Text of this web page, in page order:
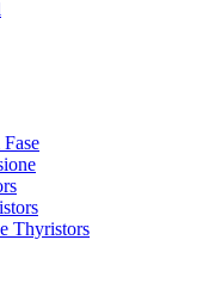
Thyristors